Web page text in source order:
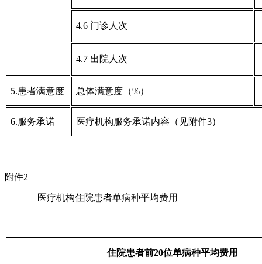
4.6 门诊人次
4.7 出院人次
5.患者满意度 总体满意度（%）
6.服务承诺 医疗机构服务承诺内容（见附件3）
附件2
医疗机构住院患者单病种平均费用
住院患者前20位单病种平均费用